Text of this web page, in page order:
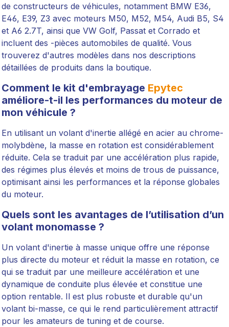
de constructeurs de véhicules, notamment BMW E36,
E46, E39, Z3 avec moteurs M50, M52, M54, Audi B5, S4
et A6 2.7T, ainsi que VW Golf, Passat et Corrado et
incluent des -pièces automobiles de qualité. Vous
trouverez d'autres modèles dans nos descriptions
détaillées de produits dans la boutique.
Comment le kit d'embrayage Epytec
améliore-t-il les performances du moteur de
mon véhicule ?
En utilisant un volant d'inertie allégé en acier au chrome-
molybdène, la masse en rotation est considérablement
réduite. Cela se traduit par une accélération plus rapide,
des régimes plus élevés et moins de trous de puissance,
optimisant ainsi les performances et la réponse globales
du moteur.
Quels sont les avantages de l’utilisation d’un
volant monomasse ?
Un volant d'inertie à masse unique offre une réponse
plus directe du moteur et réduit la masse en rotation, ce
qui se traduit par une meilleure accélération et une
dynamique de conduite plus élevée et constitue une
option rentable. Il est plus robuste et durable qu'un
volant bi-masse, ce qui le rend particulièrement attractif
pour les amateurs de tuning et de course.